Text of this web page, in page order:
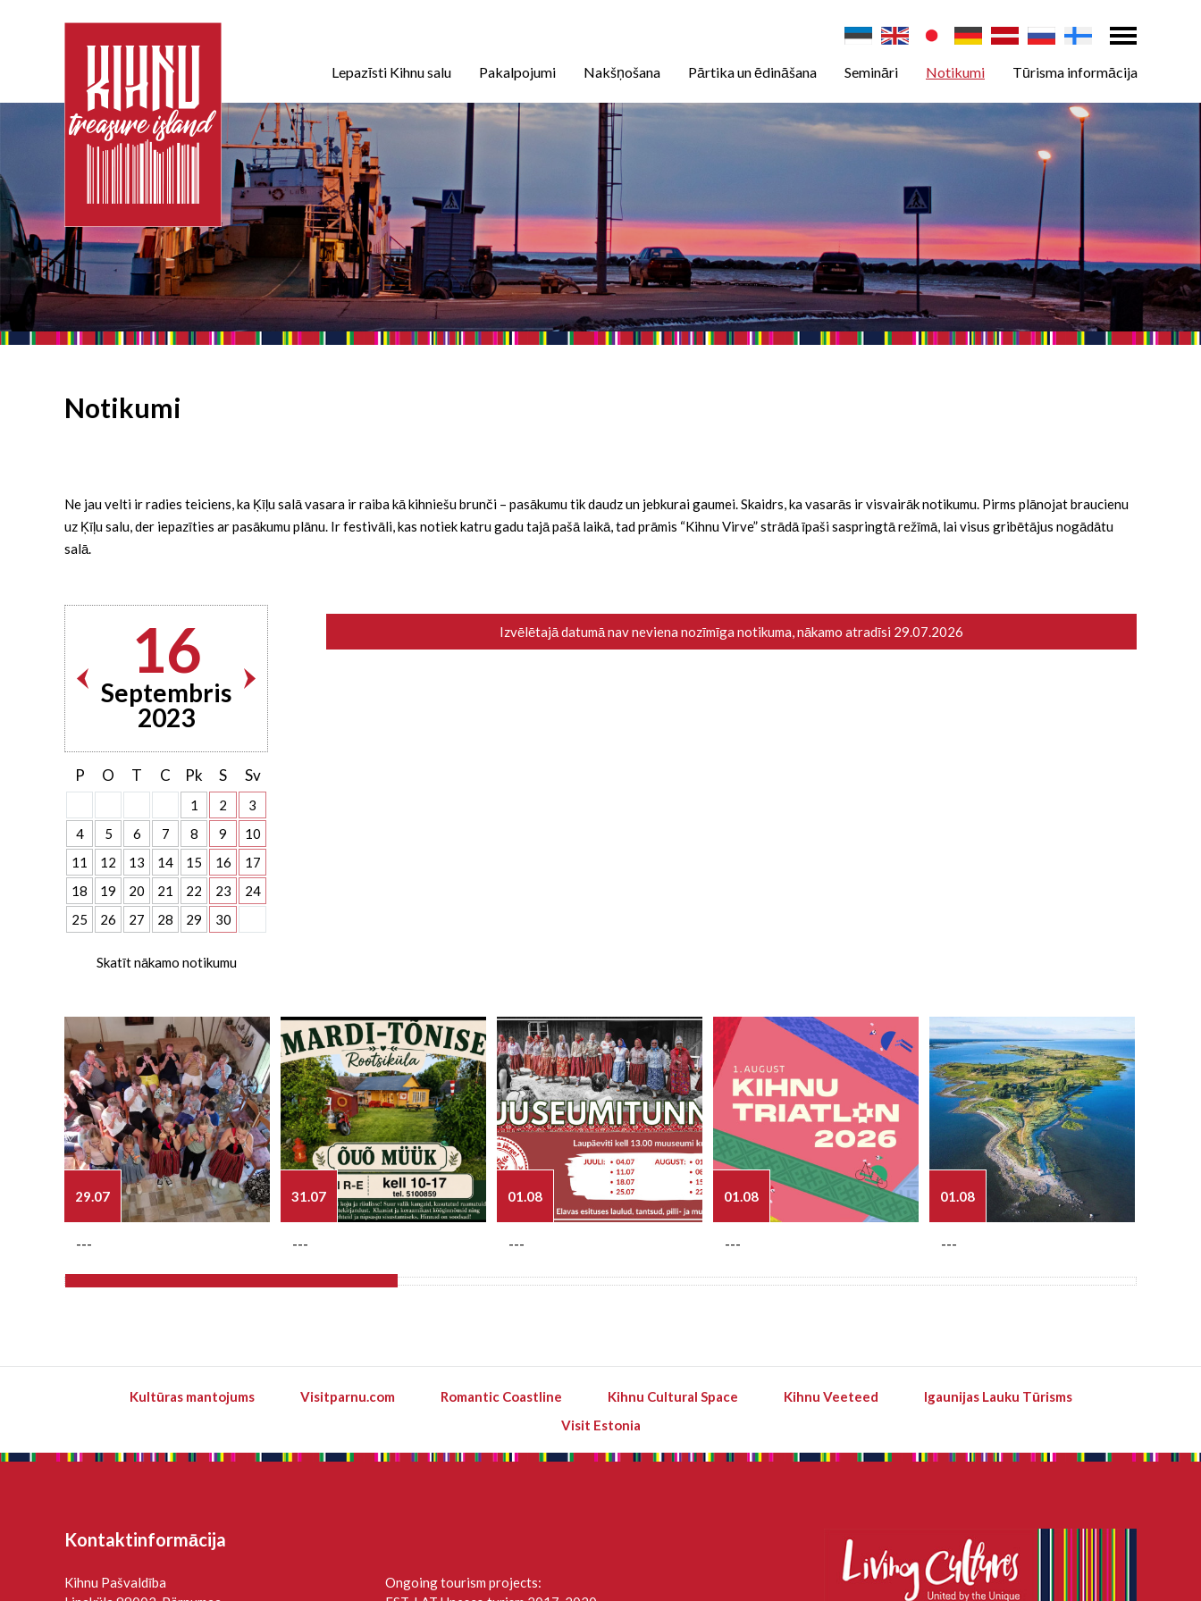
Lepazīsti Kihnu salu Pakalpojumi Nakšņošana Pārtika un ēdināšana Semināri Notikumi Tūrisma informācija
Notikumi
Ne jau velti ir radies teiciens, ka Ķīļu salā vasara ir raiba kā kihniešu brunči – pasākumu tik daudz un jebkurai gaumei. Skaidrs, ka vasarās ir visvairāk notikumu. Pirms plānojat braucienu
uz Ķīļu salu, der iepazīties ar pasākumu plānu. Ir festivāli, kas notiek katru gadu tajā pašā laikā, tad prāmis “Kihnu Virve” strādā īpaši saspringtā režīmā, lai visus gribētājus nogādātu
salā.
16
Septembris
2023
P O T C Pk S Sv
1 2
3
4
5 6 7 8 9
10
11
12 13 14 15 16
17
18
19 20 21 22 23
24
25
26 27 28 29 30
Skatīt nākamo notikumu
Izvēlētajā datumā nav neviena nozīmīga notikuma, nākamo atradīsi 29.07.2026
29.07
---
31.07
---
01.08
---
01.08
---
01.08
---
Kultūras mantojums Visitparnu.com Romantic Coastline Kihnu Cultural Space Kihnu Veeteed
Igaunijas Lauku Tūrisms
Visit Estonia
Kontaktinformācija
Kihnu Pašvaldība
Ongoing tourism projects: